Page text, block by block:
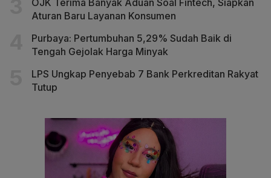
OJK Terima Banyak Aduan Soal Fintech, Siapkan
Aturan Baru Layanan Konsumen
Purbaya: Pertumbuhan 5,29% Sudah Baik di
Tengah Gejolak Harga Minyak
LPS Ungkap Penyebab 7 Bank Perkreditan Rakyat
Tutup